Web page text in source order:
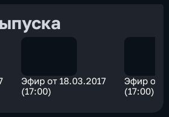
Эфир от 18.03.2017
(17:00)
Эфир от
(17:00)